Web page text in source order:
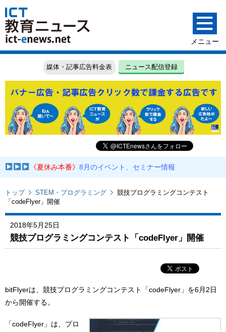
媒体・記事広告料金表 ニュース配信登録
《夏休み本番》8月のイベント、セミナー情報
トップ STEM・プログラミング
競技プログラミングコンテスト
「codeFlyer」開催
2018年5月25日
競技プログラミングコンテスト「codeFlyer」開催
bitFlyerは、競技プログラミングコンテスト「codeFlyer」を6月2日
から開催する。
「codeFlyer」は、プロ